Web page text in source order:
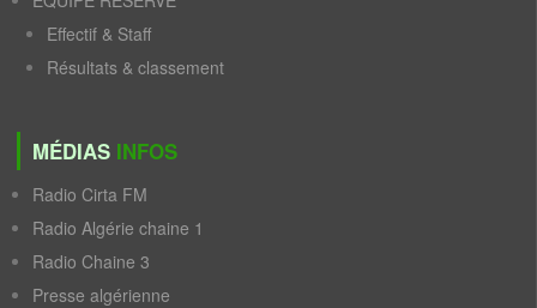
Effectif & Staff
Résultats & classement
MÉDIAS INFOS
Radio Cirta FM
Radio Algérie chaine 1
Radio Chaine 3
Presse algérienne